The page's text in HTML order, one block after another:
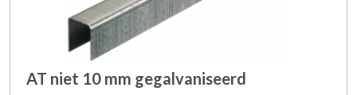
AT niet 10 mm gegalvaniseerd